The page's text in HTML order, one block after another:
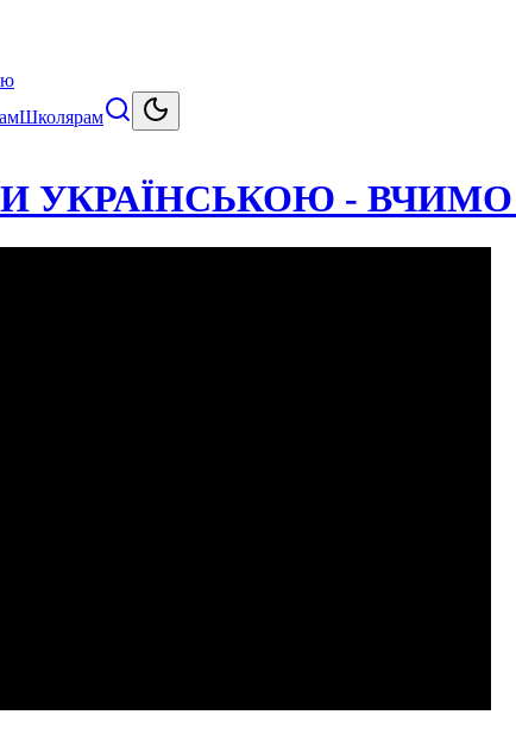
Школярам
УКРАЇНСЬКОЮ - ВЧИМО